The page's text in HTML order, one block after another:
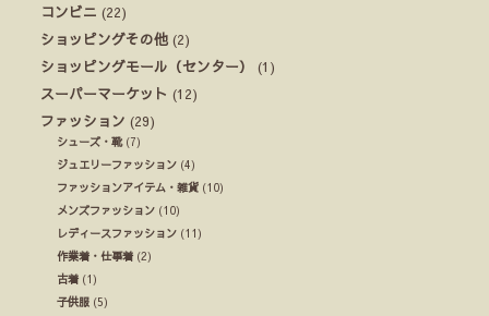
コンビニ (22)
ショッピングその他 (2)
ショッピングモール（センター）
(1)
スーパーマーケット (12)
ファッション (29)
シューズ・靴(7)
ジュエリーファッション (4)
ファッションアイテム・雑貨 (10)
メンズファッション (10)
レディースファッション (11)
作業着・仕事着 (2)
古着 (1)
子供服 (5)